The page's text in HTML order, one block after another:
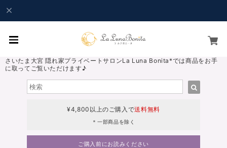
さいたま大宮 隠れ家プライベートサロンLa Luna Bonita*では商品をお手
に取ってご覧いただけます♪
¥4,800以上のご購入で送料無料
＊一部商品を除く
ご購入前にお読みください